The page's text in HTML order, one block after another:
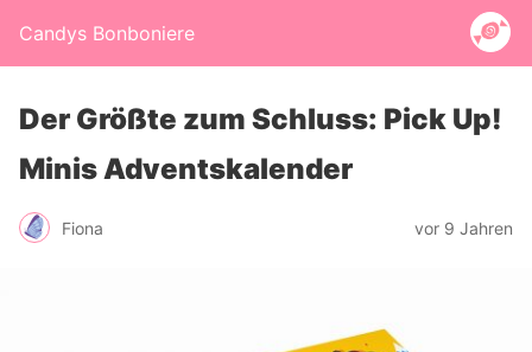
Candys Bonboniere
Der Größte zum Schluss: Pick Up!
Minis Adventskalender
Fiona vor 9 Jahren